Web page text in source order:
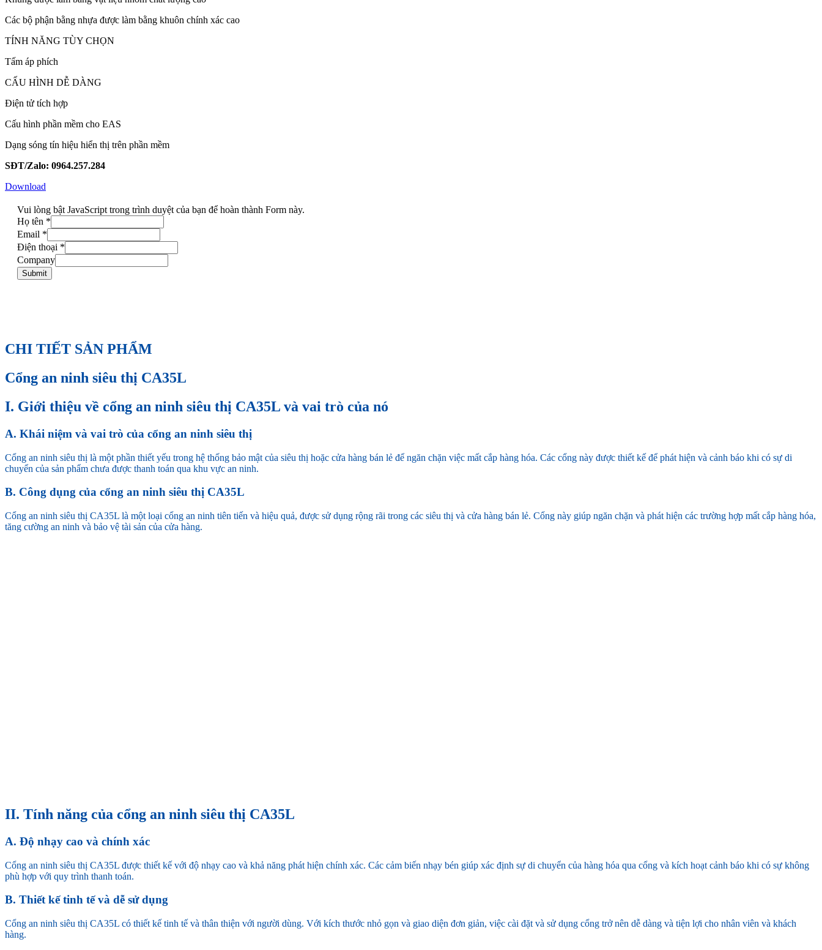
Các bộ phận bằng nhựa được làm bằng khuôn chính xác cao
TÍNH NĂNG TÙY CHỌN
Tấm áp phích
CẤU HÌNH DỄ DÀNG
Điện tử tích hợp
Cấu hình phần mềm cho EAS
Dạng sóng tín hiệu hiển thị trên phần mềm
SĐT/Zalo: 0964.257.284
Download
Vui lòng bật JavaScript trong trình duyệt của bạn để hoàn thành Form này.
Họ tên *
Email *
Điện thoại *
Company
Submit
CHI TIẾT SẢN PHẨM
Cổng an ninh siêu thị CA35L
I. Giới thiệu về cổng an ninh siêu thị CA35L và vai trò của nó
A. Khái niệm và vai trò của cổng an ninh siêu thị
Cổng an ninh siêu thị là một phần thiết yếu trong hệ thống bảo mật của siêu thị hoặc cửa hàng bán lẻ để ngăn chặn việc mất cắp hàng hóa. Các cổng này được thiết kế để phát hiện và cảnh báo khi có sự di
chuyển của sản phẩm chưa được thanh toán qua khu vực an ninh.
B. Công dụng của cổng an ninh siêu thị CA35L
Cổng an ninh siêu thị CA35L là một loại cổng an ninh tiên tiến và hiệu quả, được sử dụng rộng rãi trong các siêu thị và cửa hàng bán lẻ. Cổng này giúp ngăn chặn và phát hiện các trường hợp mất cắp hàng hóa,
tăng cường an ninh và bảo vệ tài sản của cửa hàng.
II. Tính năng của cổng an ninh siêu thị CA35L
A. Độ nhạy cao và chính xác
Cổng an ninh siêu thị CA35L được thiết kế với độ nhạy cao và khả năng phát hiện chính xác. Các cảm biến nhạy bén giúp xác định sự di chuyển của hàng hóa qua cổng và kích hoạt cảnh báo khi có sự không
phù hợp với quy trình thanh toán.
B. Thiết kế tinh tế và dễ sử dụng
Cổng an ninh siêu thị CA35L có thiết kế tinh tế và thân thiện với người dùng. Với kích thước nhỏ gọn và giao diện đơn giản, việc cài đặt và sử dụng cổng trở nên dễ dàng và tiện lợi cho nhân viên và khách
hàng.